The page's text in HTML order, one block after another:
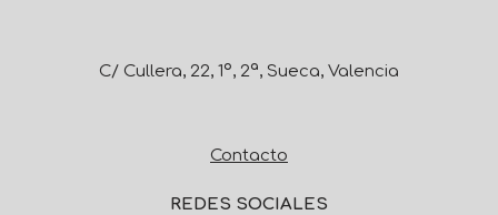
C/ Cullera, 22, 1º, 2ª, Sueca, Valencia
Contacto
REDES SOCIALES